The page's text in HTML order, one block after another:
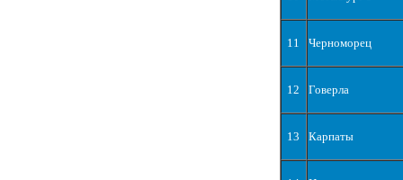
11 Черноморец
12 Говерла
13 Карпаты